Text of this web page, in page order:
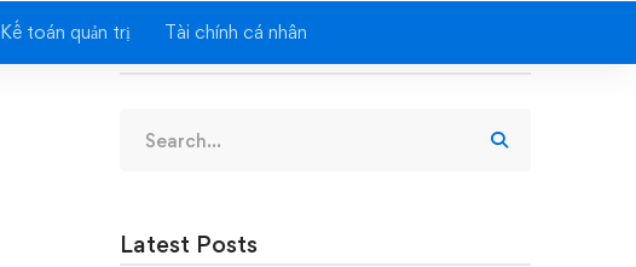
Kế toán quản trị Tài chính cá nhân
for:
Latest Posts